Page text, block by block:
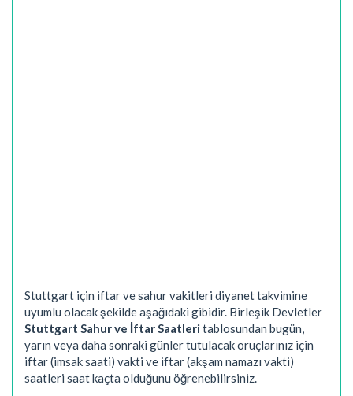
Stuttgart için iftar ve sahur vakitleri diyanet takvimine
uyumlu olacak şekilde aşağıdaki gibidir. Birleşik Devletler
Stuttgart Sahur ve İftar Saatleritablosundan bugün,
yarın veya daha sonraki günler tutulacak oruçlarınız için
iftar (imsak saati) vakti ve iftar (akşam namazı vakti)
saatleri saat kaçta olduğunu öğrenebilirsiniz.